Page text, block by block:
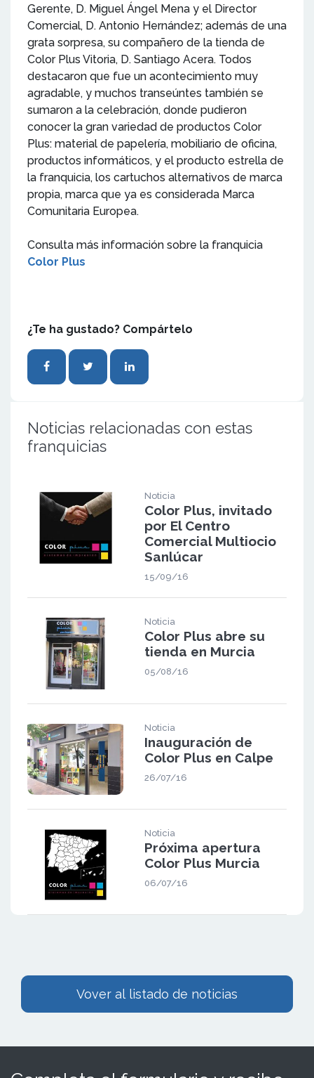
Gerente, D. Miguel Ángel Mena y el Director
Comercial, D. Antonio Hernández; además de una
grata sorpresa, su compañero de la tienda de
Color Plus Vitoria, D. Santiago Acera. Todos
destacaron que fue un acontecimiento muy
agradable, y muchos transeúntes también se
sumaron a la celebración, donde pudieron
conocer la gran variedad de productos Color
Plus: material de papelería, mobiliario de oficina,
productos informáticos, y el producto estrella de
la franquicia, los cartuchos alternativos de marca
propia, marca que ya es considerada Marca
Comunitaria Europea.
Consulta más información sobre la franquicia
Color Plus
¿Te ha gustado? Compártelo
Noticias relacionadas con estas
franquicias
Noticia
Color Plus, invitado
por El Centro
Comercial Multiocio
Sanlúcar
15/09/16
Noticia
Color Plus abre su
tienda en Murcia
05/08/16
Noticia
Inauguración de
Color Plus en Calpe
26/07/16
Noticia
Próxima apertura
Color Plus Murcia
06/07/16
Vover al listado de noticias